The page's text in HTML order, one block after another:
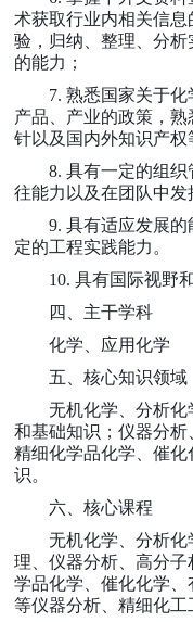
术获取行业内相关信
验，归纳、整理、分
的能力；
7. 熟悉国家关于化
产品、产业的政策，
针以及国内外知识产权
8. 具有一定的组织
往能力以及在团队中发
9. 具有适应发展的
定的工程实践能力。
10. 具有国际视野
四、主干学科
化学、应用化学
五、核心知识领域
无机化学、分析
和基础知识；仪器分析
精细化学品化学、催
识。
六、核心课程
无机化学、分析
理、仪器分析、高分
学品化学、催化化学
等仪器分析、精细化工